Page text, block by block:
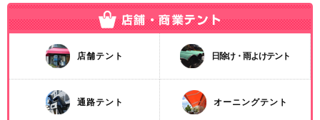
店舗テント 日除け・雨よけテント
通路テント オーニングテント